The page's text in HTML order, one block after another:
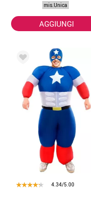
mis.Unica
AGGIUNGI
4.34/5.00